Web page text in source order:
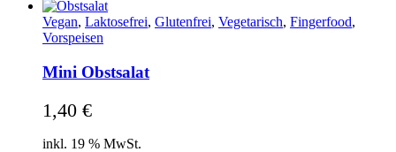
Vegan, Laktosefrei, Glutenfrei, Vegetarisch, Fingerfood,
Vorspeisen
Mini Obstsalat
1,40 €
inkl. 19 % MwSt.